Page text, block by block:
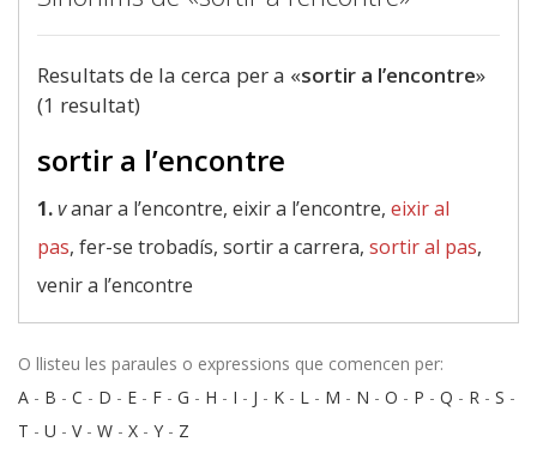
Resultats de la cerca per a «sortir a l’encontre»
(1 resultat)
sortir a l’encontre
1.vanar a l’encontre, eixir a l’encontre, eixir al
pas, fer-se trobadís, sortir a carrera, sortir al pas,
venir a l’encontre
O llisteu les paraules o expressions que comencen per:
A - B - C - D - E - F - G - H - I - J - K - L - M - N - O - P - Q - R - S -
T - U - V- W - X - Y - Z